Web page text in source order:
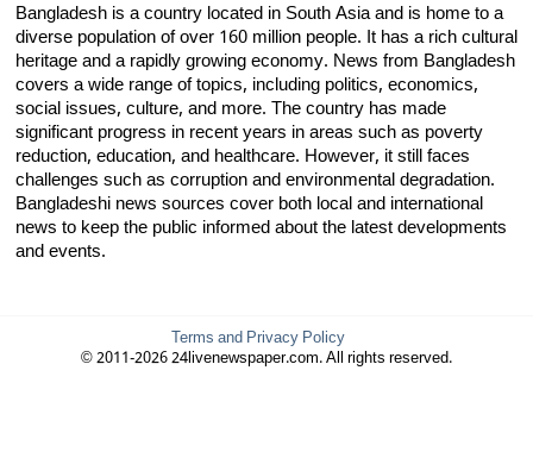
Bangladesh is a country located in South Asia and is home to a
diverse population of over 160 million people. It has a rich cultural
heritage and a rapidly growing economy. News from Bangladesh
covers a wide range of topics, including politics, economics,
social issues, culture, and more. The country has made
significant progress in recent years in areas such as poverty
reduction, education, and healthcare. However, it still faces
challenges such as corruption and environmental degradation.
Bangladeshi news sources cover both local and international
news to keep the public informed about the latest developments
and events.
Terms and Privacy Policy
© 2011-2026 24livenewspaper.com. All rights reserved.